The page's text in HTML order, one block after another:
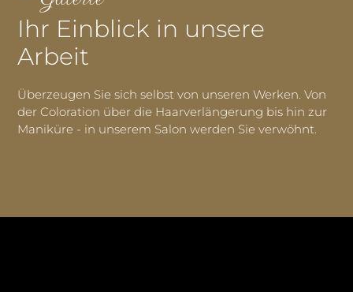
Ihr Einblick in unsere
Arbeit
Überzeugen Sie sich selbst von unseren Werken. Von
der Coloration über die Haarverlängerung bis hin zur
Maniküre - in unserem Salon werden Sie verwöhnt.